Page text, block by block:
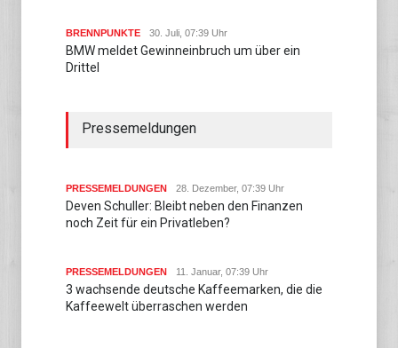
BRENNPUNKTE 30. Juli, 07:39 Uhr
BMW meldet Gewinneinbruch um über ein
Drittel
Pressemeldungen
PRESSEMELDUNGEN 28. Dezember, 07:39 Uhr
Deven Schuller: Bleibt neben den Finanzen
noch Zeit für ein Privatleben?
PRESSEMELDUNGEN 11. Januar, 07:39 Uhr
3 wachsende deutsche Kaffeemarken, die die
Kaffeewelt überraschen werden